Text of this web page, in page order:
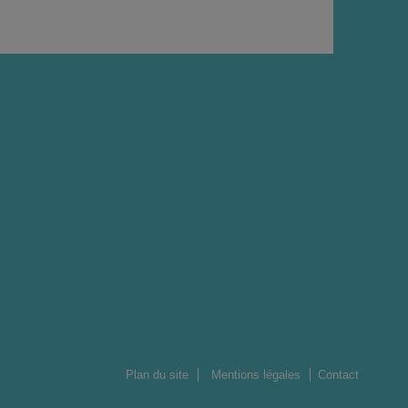
Plan du site Mentions légales Contact